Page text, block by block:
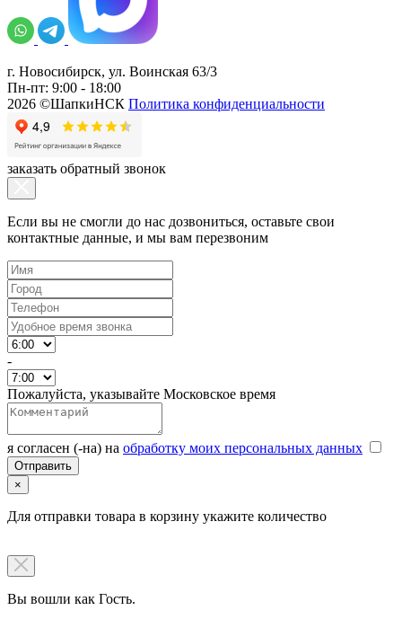
г. Новосибирск, ул. Воинская 63/3
Пн-пт: 9:00 - 18:00
2026 ©ШапкиНСК Политика конфиденциальности
заказать обратный звонок
Если вы не смогли до нас дозвониться, оставьте свои
контактные данные, и мы вам перезвоним
-
Пожалуйста, указывайте Московское время
я согласен (-на) на обработку моих персональных данных
×
Для отправки товара в корзину укажите количество
Вы вошли как Гость.